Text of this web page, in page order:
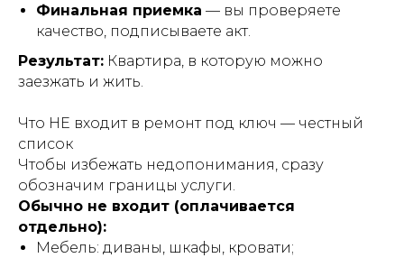
Финальная приемка — вы проверяете
качество, подписываете акт.
Результат: Квартира, в которую можно
заезжать и жить.
Что НЕ входит в ремонт под ключ — честный
список
Чтобы избежать недопонимания, сразу
обозначим границы услуги.
Обычно не входит (оплачивается
отдельно):
Мебель: диваны, шкафы, кровати;